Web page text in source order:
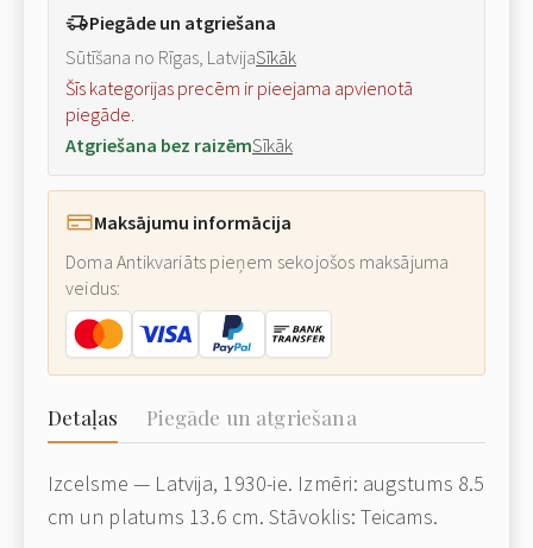
Piegāde un atgriešana
Sūtīšana no Rīgas, LatvijaSīkāk
Šīs kategorijas precēm ir pieejama apvienotā
piegāde.
Atgriešana bez raizēmSīkāk
Maksājumu informācija
Doma Antikvariāts pieņem sekojošos maksājuma
veidus:
Detaļas Piegāde un atgriešana
Izcelsme — Latvija, 1930-ie. Izmēri: augstums 8.5
cm un platums 13.6 cm. Stāvoklis: Teicams.